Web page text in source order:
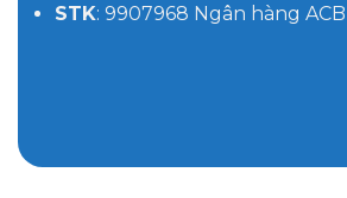
STK: 9907968 Ngân hàng ACB